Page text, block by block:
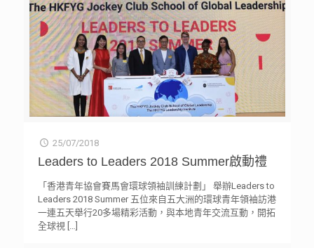
25/07/2018
Leaders to Leaders 2018 Summer啟動禮
「香港青年協會賽馬會環球領袖訓練計劃」 舉辦Leaders to
Leaders 2018 Summer 五位來自五大洲的環球青年領袖訪港
一連五天舉行20多場精彩活動，與本地青年交流互動，開拓
全球視[…]